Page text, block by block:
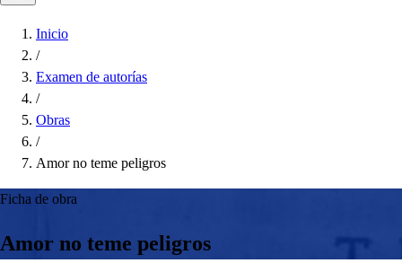
Inicio
/
Examen de autorías
/
Obras
/
Amor no teme peligros
Ficha de obra
Amor no teme peligros